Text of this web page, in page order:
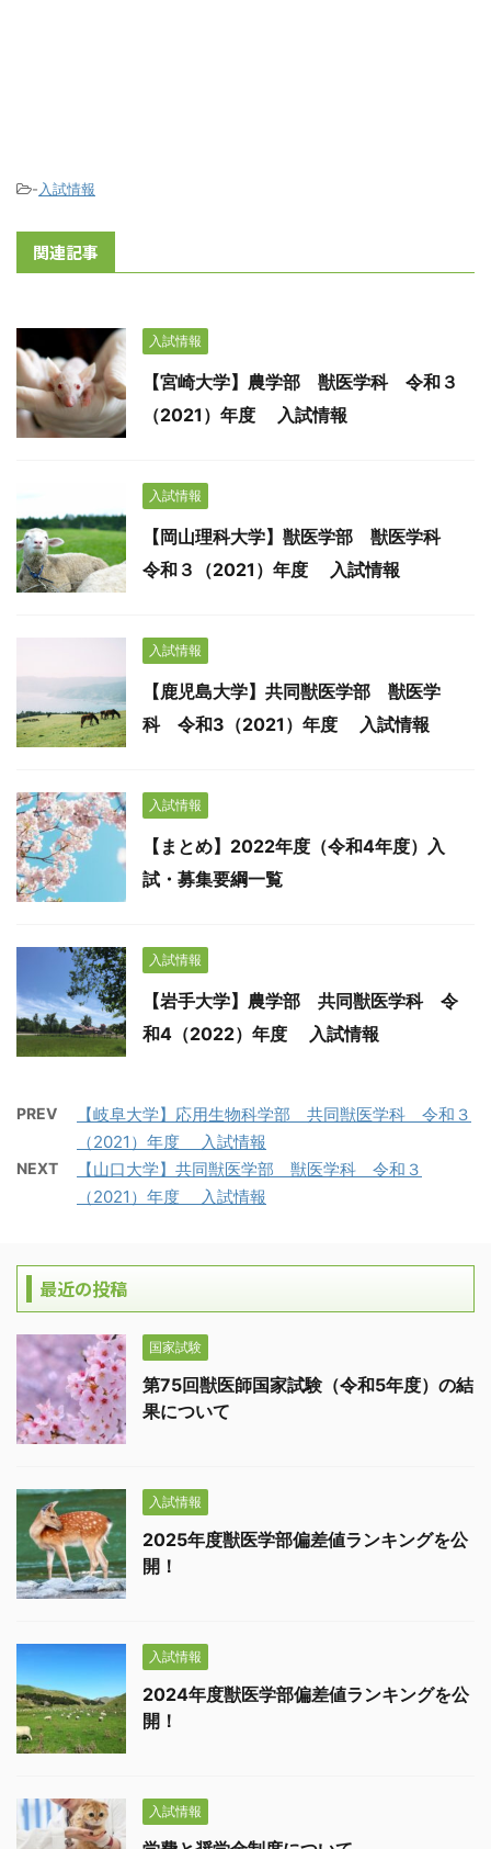
- 入試情報
関連記事
入試情報
【宮崎大学】農学部 獣医学科 令和３
（2021）年度 入試情報
入試情報
【岡山理科大学】獣医学部 獣医学科
令和３（2021）年度 入試情報
入試情報
【鹿児島大学】共同獣医学部 獣医学
科 令和3（2021）年度 入試情報
入試情報
【まとめ】2022年度（令和4年度）入
試・募集要綱一覧
入試情報
【岩手大学】農学部 共同獣医学科 令
和4（2022）年度 入試情報
PREV
【岐阜大学】応用生物科学部 共同獣医学科 令和３
（2021）年度 入試情報
NEXT
【山口大学】共同獣医学部 獣医学科 令和３
（2021）年度 入試情報
最近の投稿
国家試験
第75回獣医師国家試験（令和5年度）の結
果について
入試情報
2025年度獣医学部偏差値ランキングを公
開！
入試情報
2024年度獣医学部偏差値ランキングを公
開！
入試情報